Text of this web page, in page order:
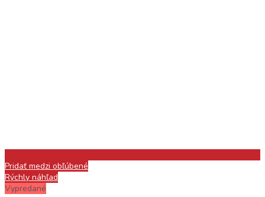
Pridať medzi obľúbené
Rýchly náhľad
Vypredané